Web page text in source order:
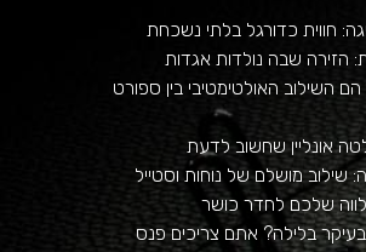
חווית כדורגל בלתי נשכחת
הזירה שבה נולדות אגדות
הם השילוב האולטימטיבי בין ספורט
אונליין שחשוב לדעת
שילוב מושלם של נוחות וסטייל
שלכם לחדר כושר
בעיקר בלילה? אתם צריכים פנס